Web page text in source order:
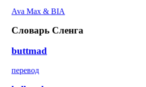
Ava Max & BIA
Словарь Сленга
buttmad
перевод